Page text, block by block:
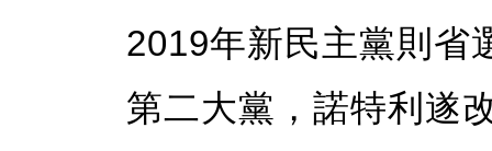
2019年新民主黨則省
第二大黨，諾特利遂